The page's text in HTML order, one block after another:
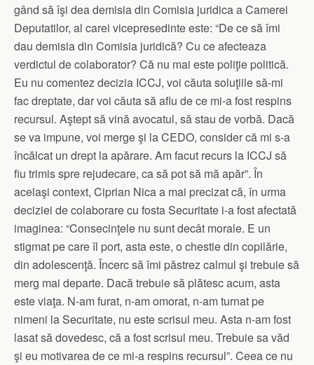
gând să îşi dea demisia din Comisia juridica a Camerei
Deputatilor, al carei vicepresedinte este: “De ce să îmi
dau demisia din Comisia juridică? Cu ce afecteaza
verdictul de colaborator? Că nu mai este poliţie politică.
Eu nu comentez decizia ICCJ, voi căuta soluţiile să-mi
fac dreptate, dar voi căuta să aflu de ce mi-a fost respins
recursul. Aştept să vină avocatul, să stau de vorbă. Dacă
se va impune, voi merge şi la CEDO, consider că mi s-a
încălcat un drept la apărare. Am facut recurs la ICCJ să
fiu trimis spre rejudecare, ca să pot să mă apăr”. În
acelaşi context, Ciprian Nica a mai precizat că, în urma
deciziei de colaborare cu fosta Securitate i-a fost afectată
imaginea: “Consecinţele nu sunt decât morale. E un
stigmat pe care îl port, asta este, o chestie din copilărie,
din adolescenţă. Încerc să îmi păstrez calmul şi trebuie să
merg mai departe. Dacă trebuie să plătesc acum, asta
este viaţa. N-am furat, n-am omorat, n-am turnat pe
nimeni la Securitate, nu este scrisul meu. Asta n-am fost
lasat să dovedesc, că a fost scrisul meu. Trebuie sa văd
şi eu motivarea de ce mi-a respins recursul”. Ceea ce nu